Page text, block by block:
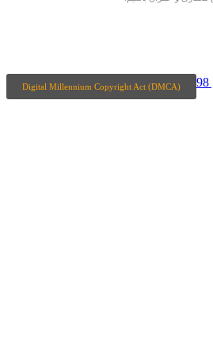
Digital Millennium Copyright Act